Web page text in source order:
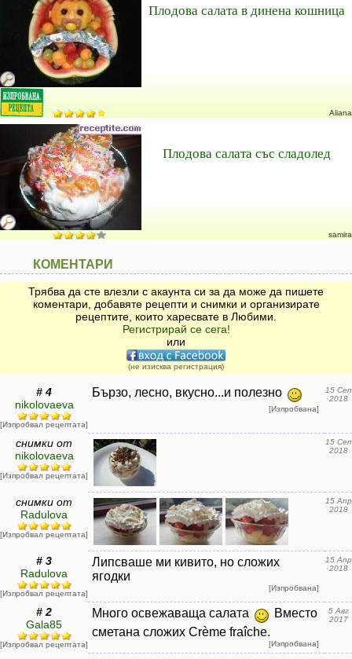
Плодова салата в динена кошница
Aliana
Плодова салата със сладолед
samira
КОМЕНТАРИ
Трябва да сте влезли с акаунта си за да може да пишете
коментари, добавяте рецепти и снимки и организирате
рецептите, които харесвате в Любими.
Регистрирай се сега!
или
(не изисква регистрация)
# 4
nikolovaeva
[Изпробвал рецептата]
Бързо, лесно, вкусно...и полезно
[Изпробвана]
15 Сеп
2018
снимки от
nikolovaeva
[Изпробвал рецептата]
15 Сеп
2018
снимки от
Radulova
[Изпробвал рецептата]
15 Апр
2018
# 3
Radulova
[Изпробвал рецептата]
Липсваше ми кивито, но сложих
ягодки
[Изпробвана]
15 Апр
2018
# 2
Gala85
[Изпробвал рецептата]
Много освежаваща салата
Вместо
сметана сложих Crème fraîche.
[Изпробвана]
5 Авг
2017